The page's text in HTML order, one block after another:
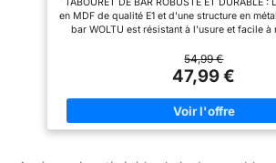
base en
facilement
chiffon
TABOURET DE BAR ROBUSTE ET DURABLE
en MDF de qualité E1 et d'une structure en
bar WOLTU est résistant à l'usure et facile à
siège sont conçues pour renforcer la stabilité
répondre à vos besoins de repos en tant que
différentes hauteurs. TABOURET DE BAR
Fabriqué en bois et en acier, ce tabouret de
correspondra à l’esthétique du jour avec un
Cette chaise de bar moderne et chic
54,99 €
47,99 €